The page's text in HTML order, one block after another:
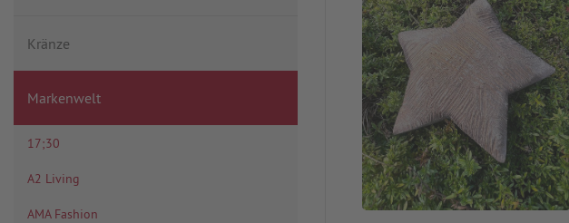
Kränze
Markenwelt
17;30
A2 Living
AMA Fashion